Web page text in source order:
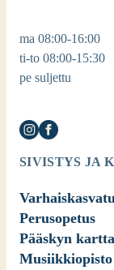
ma 08:00-16:00
ti-to 08:00-15:30
pe suljettu
SIVISTYS JA
Perusopetus
Pääskyn kartta
Musiikkiopisto